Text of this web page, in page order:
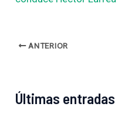
ANTERIOR
Últimas entradas